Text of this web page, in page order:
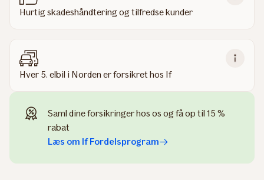
Hurtig skadeshåndtering og tilfredse kunder
Hver 5. elbil i Norden er forsikret hos If
Saml dine forsikringer hos os og få op til 15 %
rabat
Læs om If Fordelsprogram